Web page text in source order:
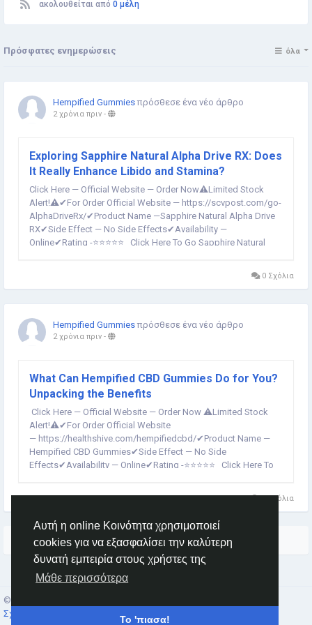
Αυτή η online Κοινότητα χρησιμοποιεί
cookies για να εξασφαλίσει την καλύτερη
δυνατή εμπειρία στους χρήστες της
Μάθε περισσότερα
Το 'πιασα!
ακολουθείται από 0 μέλη
Πρόσφατες ενημερώσεις όλα
Hempified Gummies πρόσθεσε ένα νέο άρθρο
2 χρόνια πριν -
Exploring Sapphire Natural Alpha Drive RX: Does
It Really Enhance Libido and Stamina?
Click Here — Official Website — Order Now⚠️Limited Stock
Alert!⚠️✔For Order Official Website — https://scvpost.com/go-
AlphaDriveRx/✔Product Name —Sapphire Natural Alpha Drive
RX✔Side Effect — No Side Effects✔Availability —
Online✔Rating -⭐⭐⭐⭐⭐ Click Here To Go Sapphire Natural
0 Σχόλια
Hempified Gummies πρόσθεσε ένα νέο άρθρο
2 χρόνια πριν -
What Can Hempified CBD Gummies Do for You?
Unpacking the Benefits
Click Here — Official Website — Order Now ⚠️Limited Stock
Alert!⚠️✔For Order Official Website
— https://healthshive.com/hempifiedcbd/✔Product Name —
Hempified CBD Gummies✔Side Effect — No Side
Effects✔Availability — Online✔Rating -⭐⭐⭐⭐⭐ Click Here To
0 Σχόλια
και άλλες ιστορίες
© 2026 Social Network ·
Σχετικά
Ιδιωτικότητα· Επαφές